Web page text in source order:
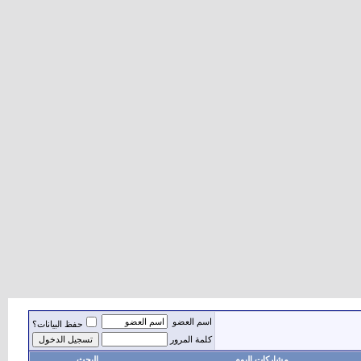
اسم العضو
حفظ البيانات؟
كلمة المرور